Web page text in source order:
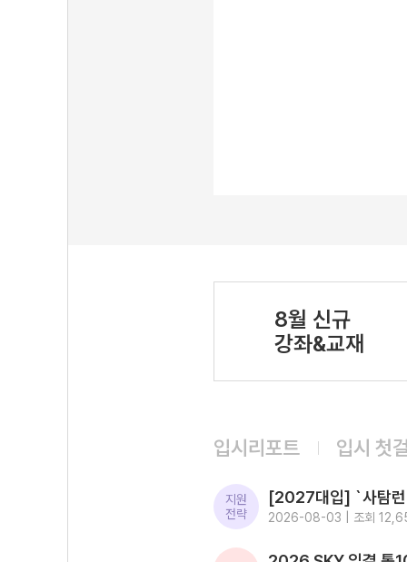
8월 신규
강좌&교재
입시리포트 입시 첫
지원
전략
2026-08-03 | 조회